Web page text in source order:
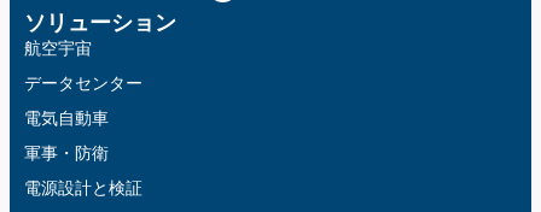
ソリューション
航空宇宙
データセンター
電気自動車
軍事・防衛
電源設計と検証